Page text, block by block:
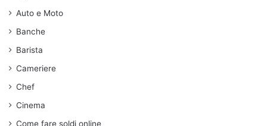
Auto e Moto
Banche
Barista
Cameriere
Chef
Cinema
Come fare soldi online